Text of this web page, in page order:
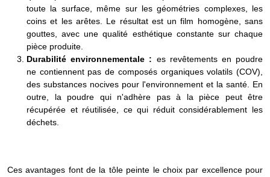
toute la surface, même sur les géométries complexes, les
coins et les arêtes. Le résultat est un film homogène, sans
gouttes, avec une qualité esthétique constante sur chaque
pièce produite.
Durabilité environnementale : es revêtements en poudre
ne contiennent pas de composés organiques volatils (COV),
des substances nocives pour l'environnement et la santé. En
outre, la poudre qui n'adhère pas à la pièce peut être
récupérée et réutilisée, ce qui réduit considérablement les
déchets.
Ces avantages font de la tôle peinte le choix par excellence pour